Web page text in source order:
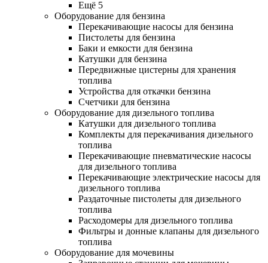
Ещё 5
Оборудование для бензина
Перекачивающие насосы для бензина
Пистолеты для бензина
Баки и емкости для бензина
Катушки для бензина
Передвижные цистерны для хранения
топлива
Устройства для откачки бензина
Счетчики для бензина
Оборудование для дизельного топлива
Катушки для дизельного топлива
Комплекты для перекачивания дизельного
топлива
Перекачивающие пневматические насосы
для дизельного топлива
Перекачивающие электрические насосы для
дизельного топлива
Раздаточные пистолеты для дизельного
топлива
Расходомеры для дизельного топлива
Фильтры и донные клапаны для дизельного
топлива
Оборудование для мочевины